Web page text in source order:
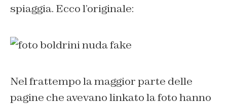
spiaggia. Ecco l’originale:
Nel frattempo la maggior parte delle
pagine che avevano linkato la foto hanno